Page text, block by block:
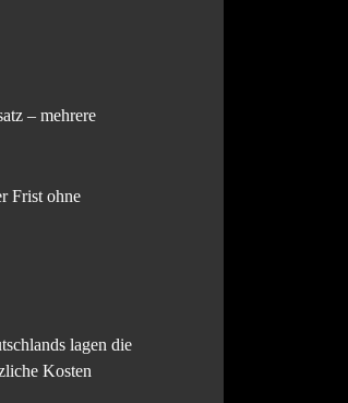
– mehrere
Frist ohne
lagen die
Kosten